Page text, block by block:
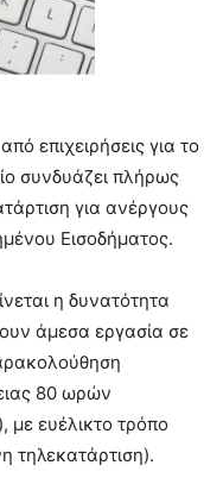
επιχειρήσεις για το
συνδυάζει πλήρως
για ανέργους
Εισοδήματος.
η δυνατότητα
άμεσα εργασία σε
80 ωρών
ευέλικτο τρόπο
τηλεκατάρτιση).